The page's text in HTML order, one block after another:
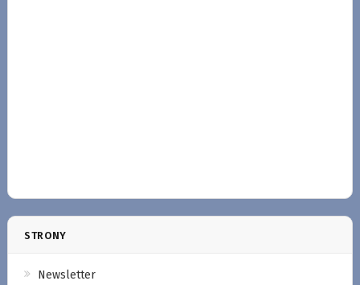
STRONY
Newsletter